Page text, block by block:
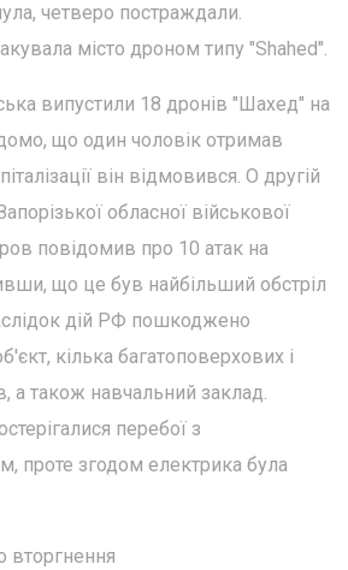
четверо постраждали.
місто дроном типу "Shahed".
випустили 18 дронів "Шахед" на
що один чоловік отримав
він відмовився. О другій
обласної військової
повідомив про 10 атак на
що це був найбільший обстріл
дій РФ пошкоджено
кілька багатоповерхових і
а також навчальний заклад.
перебої з
проте згодом електрика була
вторгнення